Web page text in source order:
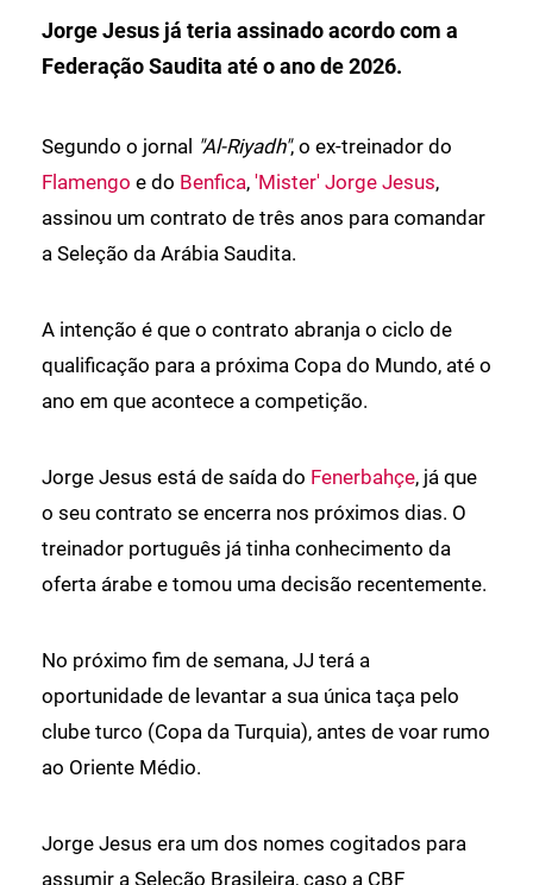
Jorge Jesus já teria assinado acordo com a
Federação Saudita até o ano de 2026.
Segundo o jornal "Al-Riyadh", o ex-treinador do
Flamengo e do Benfica, 'Mister' Jorge Jesus,
assinou um contrato de três anos para comandar
a Seleção da Arábia Saudita.
A intenção é que o contrato abranja o ciclo de
qualificação para a próxima Copa do Mundo, até o
ano em que acontece a competição.
Jorge Jesus está de saída do Fenerbahçe, já que
o seu contrato se encerra nos próximos dias. O
treinador português já tinha conhecimento da
oferta árabe e tomou uma decisão recentemente.
No próximo fim de semana, JJ terá a
oportunidade de levantar a sua única taça pelo
clube turco (Copa da Turquia), antes de voar rumo
ao Oriente Médio.
Jorge Jesus era um dos nomes cogitados para
assumir a Seleção Brasileira, caso a CBF